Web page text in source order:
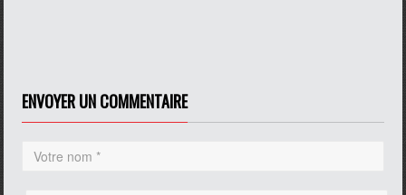
ENVOYER UN COMMENTAIRE